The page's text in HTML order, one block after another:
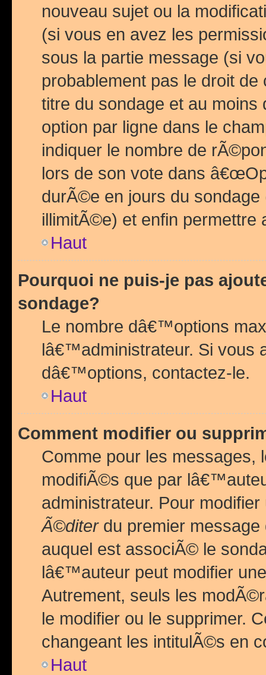
nouveau sujet ou la
(si vous en avez les
sous la partie message (si
probablement pas le droit
titre du sondage et au
option par ligne dans le
indiquer le nombre de
lors de son vote dans
durÃ©e en jours du
illimitÃ©e) et enfin permettre
Haut
Pourquoi ne puis-je pas
sondage?
Le nombre dâ€™options
lâ€™administrateur. Si vous
dâ€™options, contactez-le.
Haut
Comment modifier ou
Comme pour les messages,
modifiÃ©s que par
administrateur. Pour
Ã©diterdu premier
auquel est associÃ© le
lâ€™auteur peut modifier
Autrement, seuls les
le modifier ou le supprimer.
changeant les intitulÃ©s en
Haut